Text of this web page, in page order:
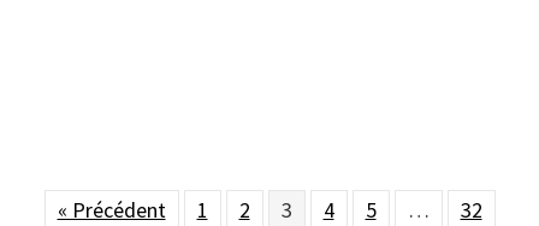
« Précédent 1 2 3 4 5 …
32